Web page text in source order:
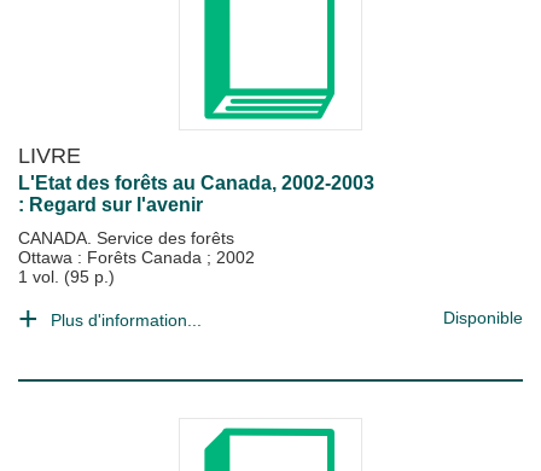
LIVRE
L'Etat des forêts au Canada, 2002-2003
: Regard sur l'avenir
CANADA. Service des forêts
Ottawa : Forêts Canada ; 2002
1 vol. (95 p.)
Plus d'information... Disponible